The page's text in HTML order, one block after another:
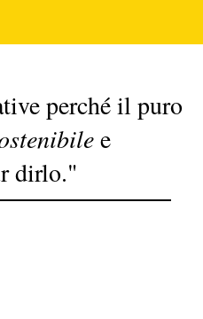
perché il puro
e
dirlo."